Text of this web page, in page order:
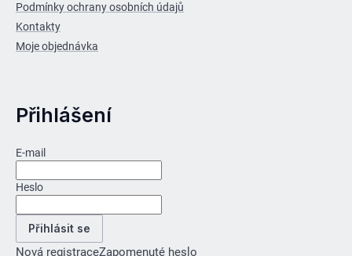
Podmínky ochrany osobních údajů
Kontakty
Moje objednávka
Přihlášení
E-mail
Heslo
Přihlásit se
Nová registraceZapomenuté heslo